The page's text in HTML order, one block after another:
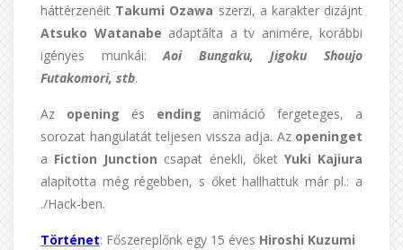
háttérzenéit Takumi Ozawa szerzi, a karakter dizájnt
Atsuko Watanabe adaptálta a tv animére, korábbi
igényes munkái:Aoi Bungaku, Jigoku Shoujo
Futakomori, stb.
Az opening és ending animáció fergeteges, a
sorozat hangulatát teljesen vissza adja. Az openinget
a Fiction Junction csapat énekli, őket Yuki Kajiura
alapította még régebben, s őket hallhattuk már pl.: a
./Hack-ben.
Történet: Főszereplőnk egy 15 éves Hiroshi Kuzumi